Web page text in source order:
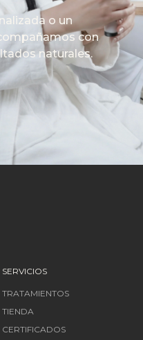
o un
con
naturales.
SERVICIOS
TRATAMIENTOS
TIENDA
CERTIFICADOS